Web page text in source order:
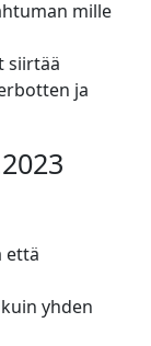
mille
siirtää
ja
että
yhden